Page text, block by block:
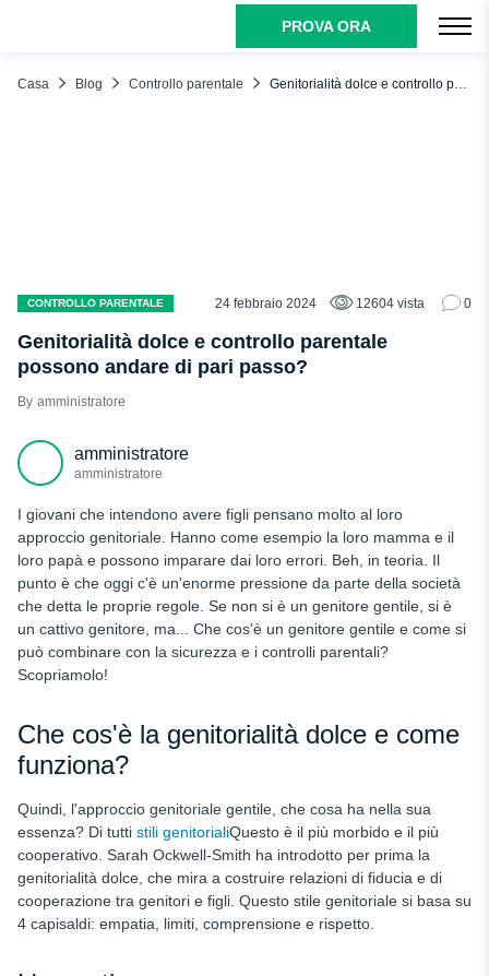
PROVA ORA
Casa Blog Controllo parentale Genitorialità dolce e controllo parentale possono andare di pari passo?
CONTROLLO PARENTALE 24 febbraio 2024 12604 vista 0
Genitorialità dolce e controllo parentale
possono andare di pari passo?
amministratore
amministratore
amministratore
I giovani che intendono avere figli pensano molto al loro
approccio genitoriale. Hanno come esempio la loro mamma e il
loro papà e possono imparare dai loro errori. Beh, in teoria. Il
punto è che oggi c'è un'enorme pressione da parte della società
che detta le proprie regole. Se non si è un genitore gentile, si è
un cattivo genitore, ma... Che cos'è un genitore gentile e come si
può combinare con la sicurezza e i controlli parentali?
Scopriamolo!
Che cos'è la genitorialità dolce e come
funziona?
Quindi, l'approccio genitoriale gentile, che cosa ha nella sua
essenza? Di tutti stili genitorialiQuesto è il più morbido e il più
cooperativo. Sarah Ockwell-Smith ha introdotto per prima la
genitorialità dolce, che mira a costruire relazioni di fiducia e di
cooperazione tra genitori e figli. Questo stile genitoriale si basa su
4 capisaldi: empatia, limiti, comprensione e rispetto.
Che cos'è la genitorialità dolce e come funziona?
Genitorialità autorevole
Genitorialità autoritaria
Genitorialità gentile
giorni
Pro e contro della genitorialità dolce
I vantaggi dei controlli parentali per un'educazione gentile
uMobix come principale assistente alla genitorialità gentile
Bilanciare sicurezza e privacy come genitore gentile
FAQ